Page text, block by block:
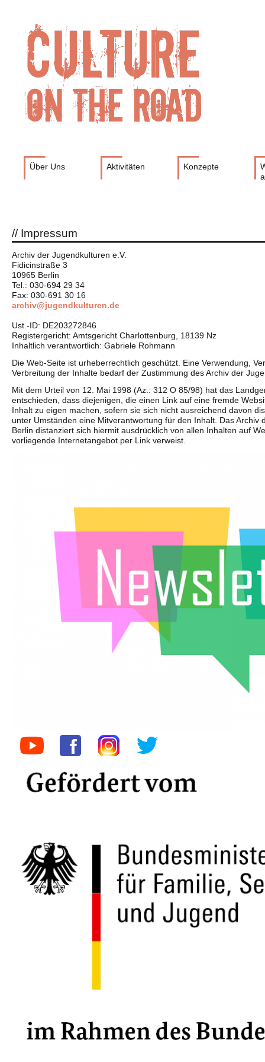
Navigation
überspringen
Über Uns Aktivitäten Konzepte
Impressum
Archiv der Jugendkulturen e.V.
Fidicinstraße 3
10965 Berlin
Tel.: 030-694 29 34
Fax: 030-691 30 16
archiv@jugendkulturen.de
Ust.-ID: DE203272846
Registergericht: Amtsgericht Charlottenburg, 18139 Nz
Inhaltlich verantwortlich: Gabriele Rohmann
Die Web-Seite ist urheberrechtlich geschützt. Eine Verwendung,
Verbreitung der Inhalte bedarf der Zustimmung des Archiv der
Mit dem Urteil von 12. Mai 1998 (Az.: 312 O 85/98) hat das
entschieden, dass diejenigen, die einen Link auf eine fremde
Inhalt zu eigen machen, sofern sie sich nicht ausreichend davon
unter Umständen eine Mitverantwortung für den Inhalt. Das Archiv
Berlin distanziert sich hiermit ausdrücklich von allen Inhalten auf
vorliegende Internetangebot per Link verweist.